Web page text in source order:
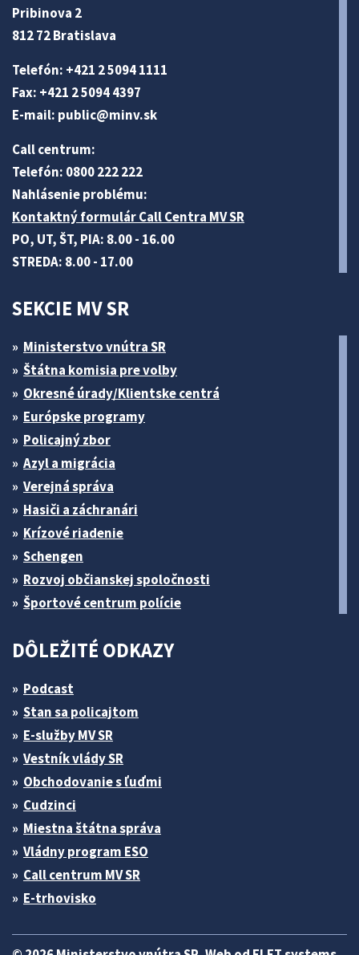
Pribinova 2
812 72 Bratislava
Telefón: +421 2 5094 1111
Fax: +421 2 5094 4397
E-mail: public@minv.sk
Call centrum:
Telefón: 0800 222 222
Nahlásenie problému:
Kontaktný formulár Call Centra MV SR
PO, UT, ŠT, PIA: 8.00 - 16.00
STREDA: 8.00 - 17.00
SEKCIE MV SR
Ministerstvo vnútra SR
Štátna komisia pre volby
Okresné úrady/Klientske centrá
Európske programy
Policajný zbor
Azyl a migrácia
Verejná správa
Hasiči a záchranári
Krízové riadenie
Schengen
Rozvoj občianskej spoločnosti
Športové centrum polície
DÔLEŽITÉ ODKAZY
Podcast
Stan sa policajtom
E-služby MV SR
Vestník vlády SR
Obchodovanie s ľuďmi
Cudzinci
Miestna štátna správa
Vládny program ESO
Call centrum MV SR
E-trhovisko